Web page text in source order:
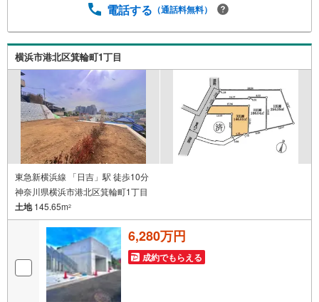
そうですが住まい選びはフィーリングも大切です。現地の
情報ですお客様のこだわりを聞かせてください！■ ご来店
時にはお車の無料提携駐車場ございます。詳しくは営業ス
タッフまでお問合せくださいませ！■周辺の教育施設やスー
パー、ドラックストア等の情報、災害情報等がわかる「物
件レポート」お渡します■他の物件と併せてご案内もOK-ご
自宅や指定場所から無料送迎もOK-当日見学もOKです！
電話する （通話料無料）
横浜市港北区箕輪町1丁目
東急新横浜線 「日吉」駅 徒歩10分
神奈川県横浜市港北区箕輪町1丁目
土地145.65m2
6,280万円
成約でもらえる